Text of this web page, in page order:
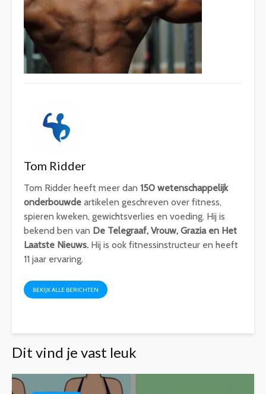
Tom Ridder
Tom Ridder heeft meer dan 150 wetenschappelijk
onderbouwde artikelen geschreven over fitness,
spieren kweken, gewichtsverlies en voeding. Hij is
bekend ben van De Telegraaf, Vrouw, Grazia en Het
Laatste Nieuws. Hij is ook fitnessinstructeur en heeft
11 jaar ervaring.
BEKIJK ALLE BERICHTEN
Dit vind je vast leuk